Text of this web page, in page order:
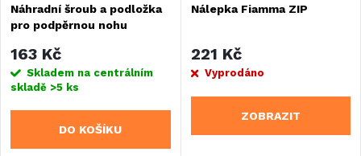
Náhradní šroub a podložka
pro podpěrnou nohu
163 Kč
Skladem na centrálním
skladě >5 ks
DO KOŠÍKU
Nálepka Fiamma ZIP
221 Kč
Vyprodáno
ZOBRAZIT